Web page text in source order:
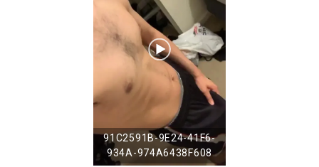
91C2591B-9E24-41F6-
934A-974A6438F608